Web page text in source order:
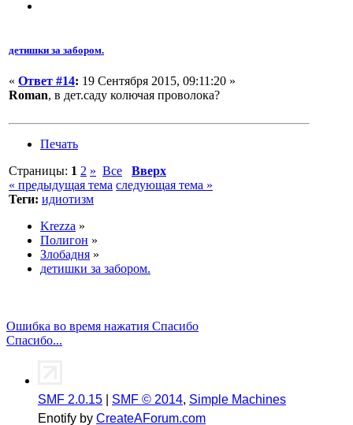
детишки за забором.
« Ответ #14: 19 Сентября 2015, 09:11:20 »
Roman, в дет.саду колючая проволока?
Печать
Страницы: 1 2 » Все
Вверх
« предыдущая тема следующая тема »
Теги: идиотизм
Krezza »
Полигон »
Злобадня »
детишки за забором.
Ошибка во время нажатия Спасибо
Спасибо...
SMF 2.0.15 SMF © 2014, Simple Machines
Enotify by CreateAForum.com